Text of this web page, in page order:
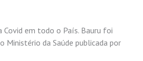
em todo o País. Bauru foi
da Saúde publicada por